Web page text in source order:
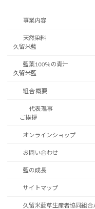
事業内容
天然染料
久留米藍
藍葉100％の青汁
久留米藍
組合 概要
代表理事
ご挨拶
オンラインショップ
お問い合わせ
藍の成長
サイトマップ
久留米藍草生産者協同組合